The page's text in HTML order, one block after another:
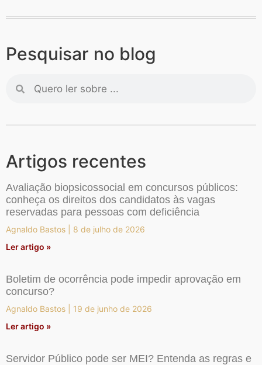
Pesquisar no blog
Artigos recentes
Avaliação biopsicossocial em concursos públicos:
conheça os direitos dos candidatos às vagas
reservadas para pessoas com deficiência
Agnaldo Bastos
8 de julho de 2026
Ler artigo »
Boletim de ocorrência pode impedir aprovação em
concurso?
Agnaldo Bastos
19 de junho de 2026
Ler artigo »
Servidor Público pode ser MEI? Entenda as regras e